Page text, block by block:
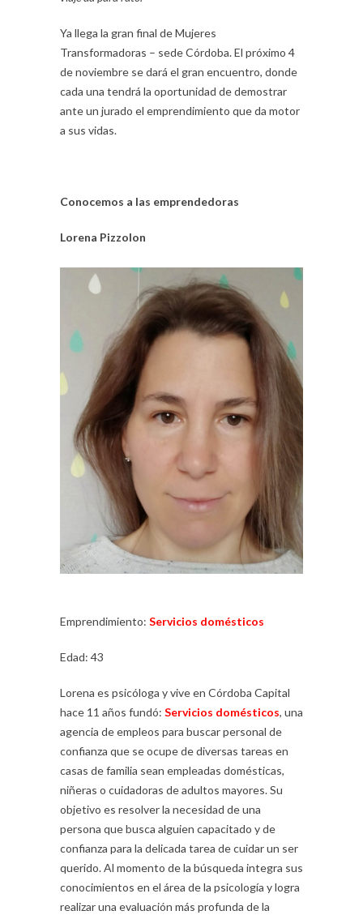
Ya llega la gran final de Mujeres
Transformadoras – sede Córdoba. El próximo 4
de noviembre se dará el gran encuentro, donde
cada una tendrá la oportunidad de demostrar
ante un jurado el emprendimiento que da motor
a sus vidas.
Conocemos a las emprendedoras
Lorena Pizzolon
Emprendimiento: Servicios domésticos
Edad: 43
Lorena es psicóloga y vive en Córdoba Capital
hace 11 años fundó: Servicios domésticos, una
agencia de empleos para buscar personal de
confianza que se ocupe de diversas tareas en
casas de familia sean empleadas domésticas,
niñeras o cuidadoras de adultos mayores. Su
objetivo es resolver la necesidad de una
persona que busca alguien capacitado y de
confianza para la delicada tarea de cuidar un ser
querido. Al momento de la búsqueda integra sus
conocimientos en el área de la psicología y logra
realizar una evaluación más profunda de la